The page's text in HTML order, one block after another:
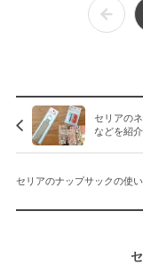
セリアの
などを紹介
セリアのナップサックの使